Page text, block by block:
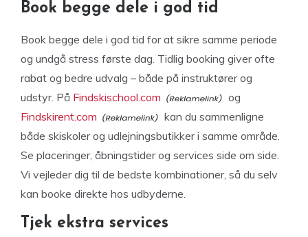
Book begge dele i god tid
Book begge dele i god tid for at sikre samme periode
og undgå stress første dag. Tidlig booking giver ofte
rabat og bedre udvalg – både på instruktører og
udstyr. På Findskischool.com
og
Findskirent.com
kan du sammenligne
både skiskoler og udlejningsbutikker i samme område.
Se placeringer, åbningstider og services side om side.
Vi vejleder dig til de bedste kombinationer, så du selv
kan booke direkte hos udbyderne.
Tjek ekstra services